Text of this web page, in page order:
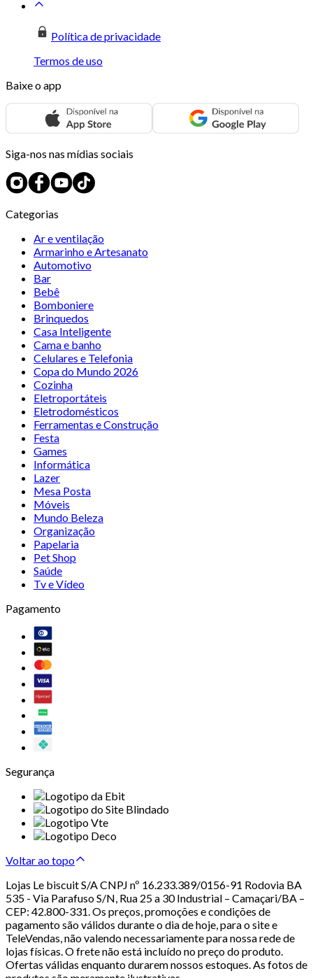
Política de privacidade
Termos de uso
Baixe o app
Siga-nos nas mídias sociais
Categorias
Ar e ventilação
Armarinho e Artesanato
Automotivo
Bar
Bebê
Bomboniere
Brinquedos
Casa Inteligente
Cama e banho
Celulares e Telefonia
Copa do Mundo 2026
Cozinha
Eletroportáteis
Eletrodomésticos
Ferramentas e Construção
Festa
Games
Informática
Lazer
Mesa Posta
Móveis
Mundo Beleza
Organização
Papelaria
Pet Shop
Saúde
Tv e Vídeo
Pagamento
Segurança
Voltar ao topo
Lojas Le biscuit S/A CNPJ nº 16.233.389/0156-91 Rodovia BA
535 - Via Parafuso S/N, Rua 25 a 30 Industrial – Camaçari/BA –
CEP: 42.800-331. Os preços, promoções e condições de
pagamento são válidos durante o dia de hoje, para o site e
TeleVendas, não valendo necessariamente para nossa rede de
lojas físicas. O frete não está incluído no preço do produto.
Ofertas válidas enquanto durarem nossos estoques. As fotos de